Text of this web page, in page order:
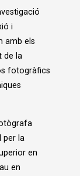
i
amb els
de la
fotogràfics
per la
en
en